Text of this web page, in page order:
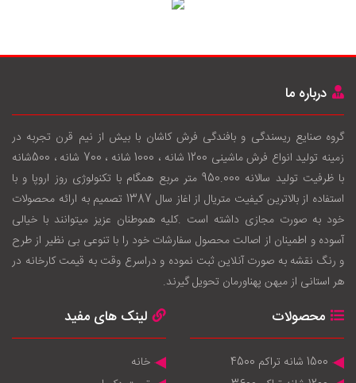
درباره ما
گروه صنایع ریسندگی و بافندگی فرش کاشان با بيش از نيم قرن تجربه در
زمينه توليد انواع فرش ماشینی 1200 شانه ، 1000 شانه ، 700 شانه ، 500شانه
با ظرفيت توليد سالانه 950.000 متر مربع همگام با تکنولوژی روز اروپا و با
استفاده از بالاترين کيفيت متريال از اغاز سال 1387 تصميم به ارائه محصولات
خود به صورت مجازی داشته است .کليه هموطنان عزيز ميتوانند با خيالی
آسوده و اطمينان از اصالت محصول سفارشات خود را با تنوعی بی نظير از طرح
و رنگ نقشه به صورت آنلاين ثبت نموده و دراسرع وقت به قيمت کارخانه در
هر استانی از ميهن پهناورمان تحويل گيرند.
محصولات
1500 شانه تراکم 4500
لینک های مفید
خانه